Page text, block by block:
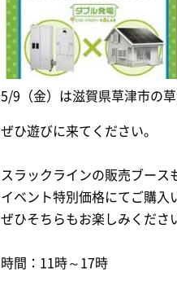
5/9（金）は滋賀県草津市の
ぜひ遊びに来てください。
スラックラインの販売ブース
イベント特別価格にてご購入
ぜひそちらもお楽しみくださ
時間：11時～17時